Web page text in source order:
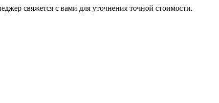
свяжется с вами для уточнения точной стоимости.